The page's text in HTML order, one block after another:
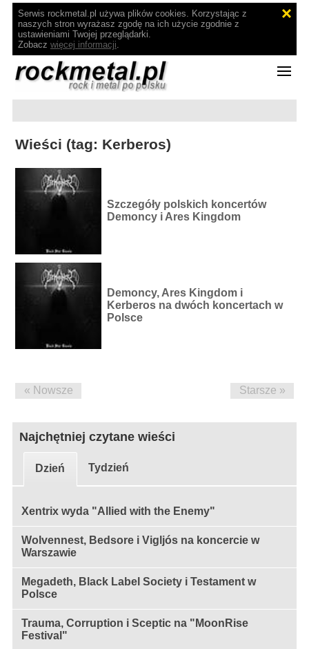
Serwis rockmetal.pl używa plików cookies. Korzystając z
naszych stron wyrażasz zgodę na ich użycie zgodnie z
ustawieniami Twojej przeglądarki.
Zobacz więcej informacji.
Wieści (tag: Kerberos)
Szczegóły polskich koncertów
Demoncy i Ares Kingdom
Demoncy, Ares Kingdom i
Kerberos na dwóch koncertach w
Polsce
« Nowsze Starsze »
Najchętniej czytane wieści
Dzień Tydzień
Xentrix wyda "Allied with the Enemy"
Wolvennest, Bedsore i Vigljós na koncercie w
Warszawie
Megadeth, Black Label Society i Testament w
Polsce
Trauma, Corruption i Sceptic na "MoonRise
Festival"